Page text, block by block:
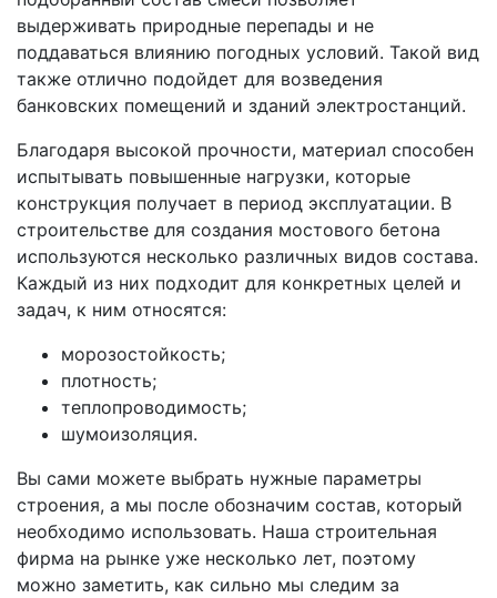
выдерживать природные перепады и не
поддаваться влиянию погодных условий. Такой вид
также отлично подойдет для возведения
банковских помещений и зданий электростанций.
Благодаря высокой прочности, материал способен
испытывать повышенные нагрузки, которые
конструкция получает в период эксплуатации. В
строительстве для создания мостового бетона
используются несколько различных видов состава.
Каждый из них подходит для конкретных целей и
задач, к ним относятся:
морозостойкость;
плотность;
теплопроводимость;
шумоизоляция.
Вы сами можете выбрать нужные параметры
строения, а мы после обозначим состав, который
необходимо использовать. Наша строительная
фирма на рынке уже несколько лет, поэтому
можно заметить, как сильно мы следим за